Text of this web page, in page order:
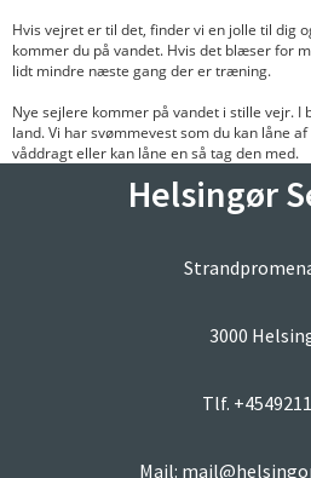
Hvis vejret er til det, finder vi en jolle til dig
kommer du på vandet. Hvis det blæser for
lidt mindre næste gang der er træning.
Nye sejlere kommer på vandet i stille vejr.
land. Vi har svømmevest som du kan låne
våddragt eller kan låne en så tag den med.
Helsingør
3000
Tlf.
Mail: